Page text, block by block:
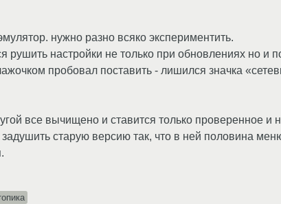
нужно разно всяко экспериментить.
рушить настройки не только при обновлениях но и
пробовал поставить - лишился значка
все вычищено и ставится только проверенное и
задушить старую версию так, что в ней половина